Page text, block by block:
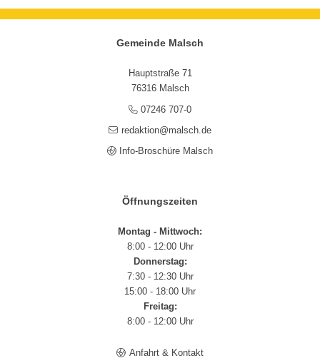
Gemeinde Malsch
Hauptstraße 71
76316 Malsch
07246 707-0
redaktion@malsch.de
Info-Broschüre Malsch
Öffnungszeiten
Montag - Mittwoch:
8:00 - 12:00 Uhr
Donnerstag:
7:30 - 12:30 Uhr
15:00 - 18:00 Uhr
Freitag:
8:00 - 12:00 Uhr
Anfahrt & Kontakt